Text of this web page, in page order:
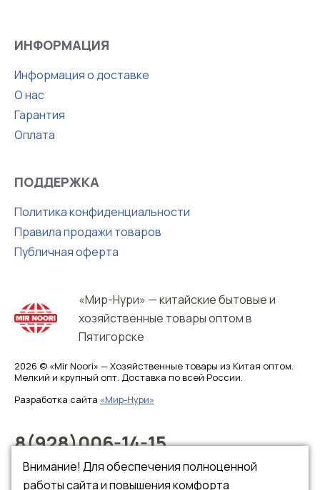
«Мир-Нури» — китайские бытовые и
хозяйственные товары оптом в
Пятигорске
2026 © «Mir Noori» — Хозяйственные товары из Китая оптом.
Мелкий и крупный опт. Доставка по всей России.
Разработка сайта «Мир-Нури»
ИНФОРМАЦИЯ
Информация о доставке
О нас
Гарантия
Оплата
ПОДДЕРЖКА
Политика конфиденциальности
Правила продажи товаров
Публичная оферта
8(928)006-14-15
8(928)006-14-16
Внимание! Для обеспечения полноценной
работы сайта и повышения комфорта